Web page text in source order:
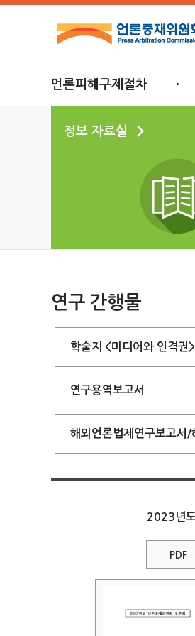
언론피해구제절차
정보 자료실
연구 간행물
학술지 <미디어와 인격권>
연구용역보고서
해외언론법제연구보고서/
2023년
PDF